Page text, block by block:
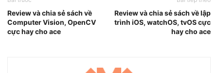
Review và chia sẻ sách về
Computer Vision, OpenCV
cực hay cho ace
Review và chia sẻ sách về lập
trình iOS, watchOS, tvOS cực
hay cho ace